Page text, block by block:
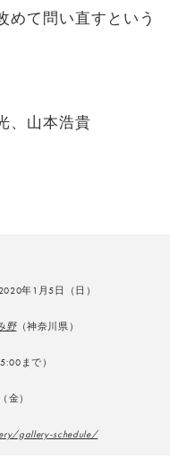
めて問い直すという
、山本浩貴
年1月5日（日）
野（神奈川県）
まで）
金）
gallery-schedule/